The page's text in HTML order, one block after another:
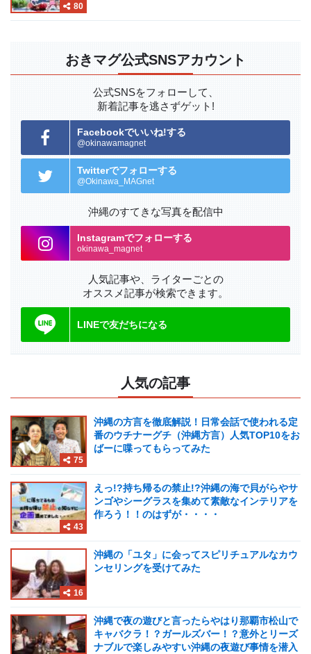
80
おきマグ公式SNSアカウント
公式SNSをフォローして、
新着記事を逃さずゲット!
Facebookでいいね!する
@okinawamagnet
Twitterでフォローする
@Okinawa_MAGnet
沖縄のすてきな写真を配信中
Instagramでフォローする
okinawa_magnet
人気記事や、ライターごとの
オススメ記事が検索できます。
LINEで友だちになる
人気の記事
75
沖縄の方言を徹底解説！日常会話で使われる定
番のウチナーグチ（沖縄方言）人気TOP10をお
ばーに喋ってもらってみた
43
えっ!?持ち帰るの禁止!?沖縄の海で貝がらやサ
ンゴやシーグラスを集めて素敵なインテリアを
作ろう！！のはずが・・・・
16
沖縄の「ユタ」に会ってスピリチュアルなカウ
ンセリングを受けてみた
沖縄で夜の遊びと言ったらやはり那覇市松山で
キャバクラ！？ガールズバー！？意外とリーズ
ナブルで楽しみやすい沖縄の夜遊び事情を潜入